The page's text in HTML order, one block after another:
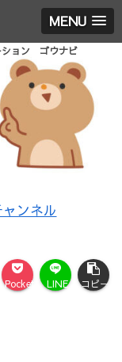
MENU
ション ゴウナビ
ンネル
Pocket LINE コピー